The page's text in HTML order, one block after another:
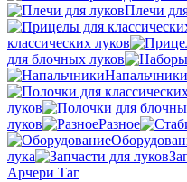
Плечи
классических луков
для блочных луков
Напальчники
луков
луков
Разное
лука
Арчери Таг